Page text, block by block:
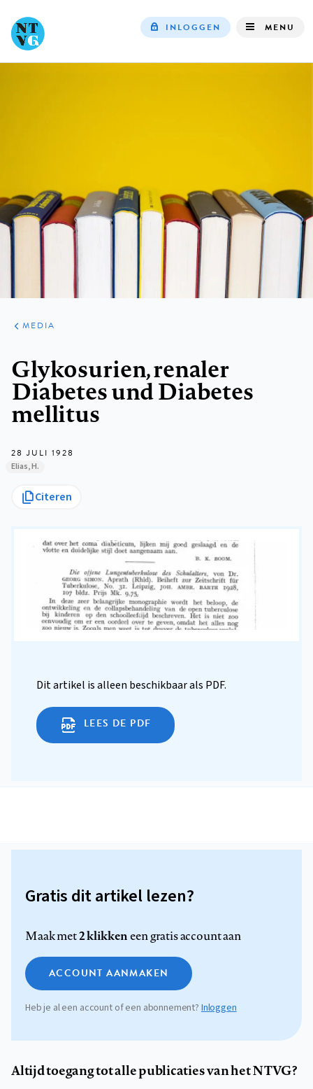
INLOGGEN MENU
ARTIKELEN
VARIA
MEDIA
Glykosurien, renaler
Diabetes und Diabetes
mellitus
28 JULI 1928
Elias, H.
Citeren
Dit artikel is alleen beschikbaar als PDF.
LEES DE PDF
Gratis dit artikel lezen?
Maak met2 klikkeneen gratis account aan
ACCOUNT AANMAKEN
Heb je al een account of een abonnement? Inloggen
Altijd toegang tot alle publicaties van het NTVG?